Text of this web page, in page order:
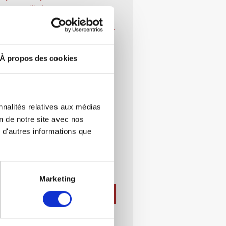
À propos des cookies
relatives aux médias
de notre site avec nos
informations que
Marketing
La Conciliation ?
Créer Une Société: Démarches Et
Le Droit Administratif :
Liquidation Judiciaire : Guide
Complet
Quelle Forme Juridique Choisir ?